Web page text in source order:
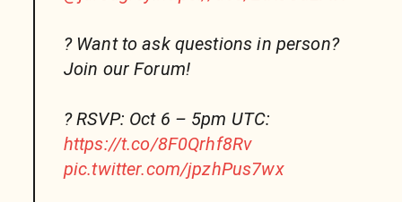
? Want to ask questions in person?
Join our Forum!
? RSVP: Oct 6 – 5pm UTC:
https://t.co/8F0Qrhf8Rv
pic.twitter.com/jpzhPus7wx